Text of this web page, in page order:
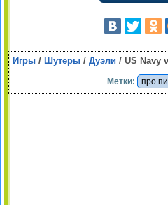
Игры / Шутеры /Дуэли / US Navy
Метки: про